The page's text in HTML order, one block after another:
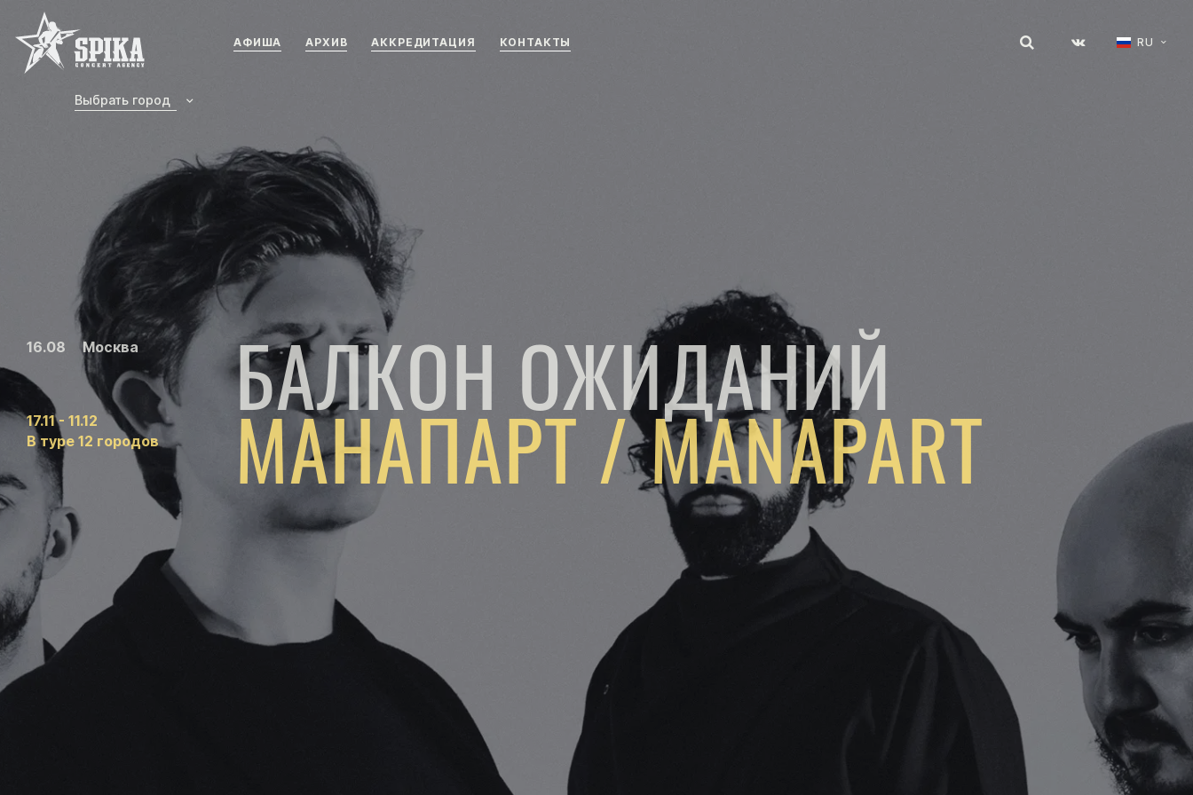
АФИША АРХИВ АККРЕДИТАЦИЯ КОНТАКТЫ RU
Выбрать город
16.08 Москва БАЛКОН ОЖИДАНИЙ
17.11 - 11.12
В туре 12 городов
МАНАПАРТ / MANAPART